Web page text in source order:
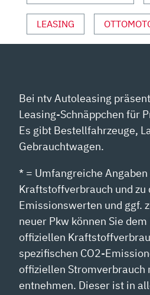
LEASING
Bei ntv Autoleasing
Leasing-Schnäppchen für
Es gibt Bestellfahrzeuge,
Gebrauchtwagen.
* = Umfangreiche
Kraftstoffverbrauch und zu
Emissionswerten und ggf.
neuer Pkw können Sie
offiziellen
spezifischen CO2-
offiziellen Stromverbrauch
entnehmen. Dieser ist in